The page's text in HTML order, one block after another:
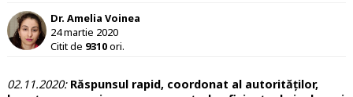
Dr. Amelia Voinea
24 martie 2020
Citit de 9310ori.
02.11.2020: Răspunsul rapid, coordonat al autorităților,